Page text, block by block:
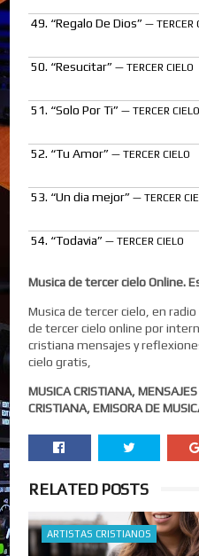
49. “Regalo De Dios” — TERCER
50. “Resucitar” — TERCER CIELO
51. “Solo Por Ti” — TERCER
52. “Tu Amor” — TERCER CIELO
53. “Un dia mejor” — TERCER
54. “Todavia” — TERCER CIELO
Musica de tercer cielo Online.
Musica de tercer cielo, en
de tercer cielo online por
cristiana mensajes y
cielo gratis,
MUSICA CRISTIANA,
CRISTIANA, EMISORA DE
RELATED POSTS
ARTISTAS CRISTIANOS